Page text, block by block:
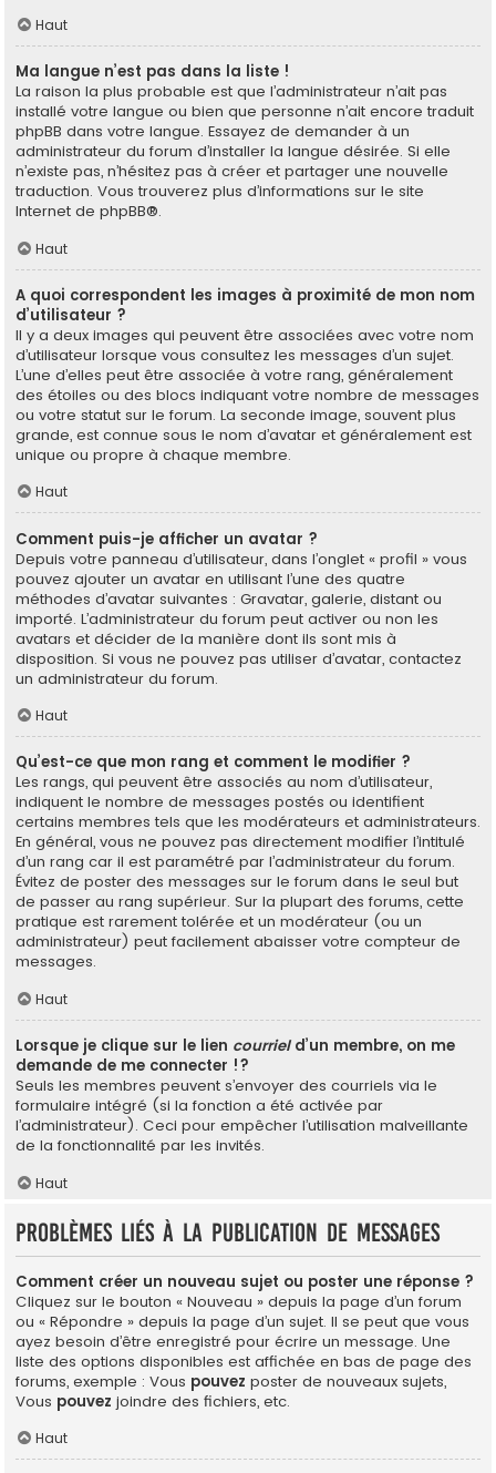
Haut
Ma langue n’est pas dans la liste !
La raison la plus probable est que l’administrateur n’ait pas
installé votre langue ou bien que personne n’ait encore traduit
phpBB dans votre langue. Essayez de demander à un
administrateur du forum d’installer la langue désirée. Si elle
n’existe pas, n’hésitez pas à créer et partager une nouvelle
traduction. Vous trouverez plus d’informations sur le site
Internet de phpBB®.
Haut
A quoi correspondent les images à proximité de mon nom
d’utilisateur ?
Il y a deux images qui peuvent être associées avec votre nom
d’utilisateur lorsque vous consultez les messages d’un sujet.
L’une d’elles peut être associée à votre rang, généralement
des étoiles ou des blocs indiquant votre nombre de messages
ou votre statut sur le forum. La seconde image, souvent plus
grande, est connue sous le nom d’avatar et généralement est
unique ou propre à chaque membre.
Haut
Comment puis-je afficher un avatar ?
Depuis votre panneau d’utilisateur, dans l’onglet « profil » vous
pouvez ajouter un avatar en utilisant l’une des quatre
méthodes d’avatar suivantes : Gravatar, galerie, distant ou
importé. L’administrateur du forum peut activer ou non les
avatars et décider de la manière dont ils sont mis à
disposition. Si vous ne pouvez pas utiliser d’avatar, contactez
un administrateur du forum.
Haut
Qu’est-ce que mon rang et comment le modifier ?
Les rangs, qui peuvent être associés au nom d’utilisateur,
indiquent le nombre de messages postés ou identifient
certains membres tels que les modérateurs et administrateurs.
En général, vous ne pouvez pas directement modifier l’intitulé
d’un rang car il est paramétré par l’administrateur du forum.
Évitez de poster des messages sur le forum dans le seul but
de passer au rang supérieur. Sur la plupart des forums, cette
pratique est rarement tolérée et un modérateur (ou un
administrateur) peut facilement abaisser votre compteur de
messages.
Haut
Lorsque je clique sur le lien courrield’un membre, on me
demande de me connecter !?
Seuls les membres peuvent s’envoyer des courriels via le
formulaire intégré (si la fonction a été activée par
l’administrateur). Ceci pour empêcher l’utilisation malveillante
de la fonctionnalité par les invités.
Haut
Problèmes liés à la publication de messages
Comment créer un nouveau sujet ou poster une réponse ?
Cliquez sur le bouton « Nouveau » depuis la page d’un forum
ou « Répondre » depuis la page d’un sujet. Il se peut que vous
ayez besoin d’être enregistré pour écrire un message. Une
liste des options disponibles est affichée en bas de page des
forums, exemple : Vous pouvez poster de nouveaux sujets,
Vous pouvez joindre des fichiers, etc.
Haut